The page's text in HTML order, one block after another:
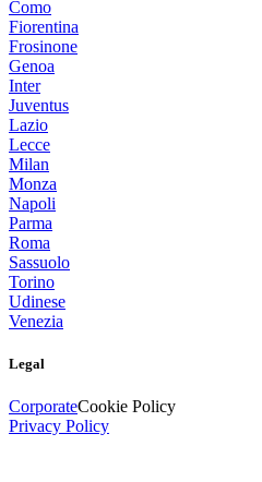
Como
Fiorentina
Frosinone
Genoa
Inter
Juventus
Lazio
Lecce
Milan
Monza
Napoli
Parma
Roma
Sassuolo
Torino
Udinese
Venezia
Legal
CorporateCookie Policy
Privacy Policy